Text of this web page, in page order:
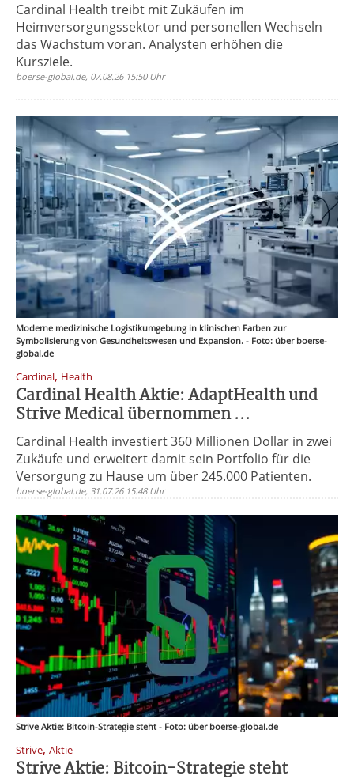
Cardinal Health treibt mit Zukäufen im
Heimversorgungssektor und personellen Wechseln
das Wachstum voran. Analysten erhöhen die
Kursziele.
boerse-global.de, 07.08.26 15:50 Uhr
Moderne medizinische Logistikumgebung in klinischen Farben zur
Symbolisierung von Gesundheitswesen und Expansion. - Foto: über boerse-
global.de
Cardinal, Health
Cardinal Health Aktie: AdaptHealth und
Strive Medical übernommen ...
Cardinal Health investiert 360 Millionen Dollar in zwei
Zukäufe und erweitert damit sein Portfolio für die
Versorgung zu Hause um über 245.000 Patienten.
boerse-global.de, 31.07.26 15:48 Uhr
Strive Aktie: Bitcoin-Strategie steht - Foto: über boerse-global.de
Strive, Aktie
Strive Aktie: Bitcoin-Strategie steht